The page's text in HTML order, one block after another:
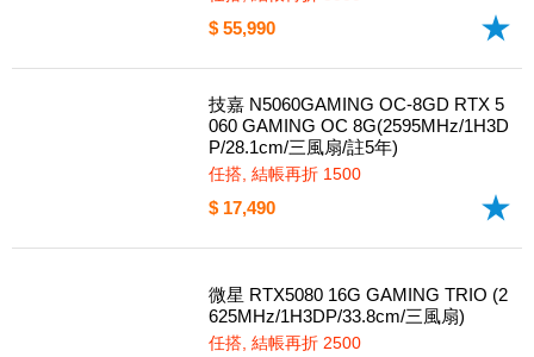
TRIO (2625MHz/1H3DP/33.8cm/三風
扇)
任搭, 結帳再折 5000
$ 55,990
P/28.1cm/三風扇/註5年)
任搭, 結帳再折 1500